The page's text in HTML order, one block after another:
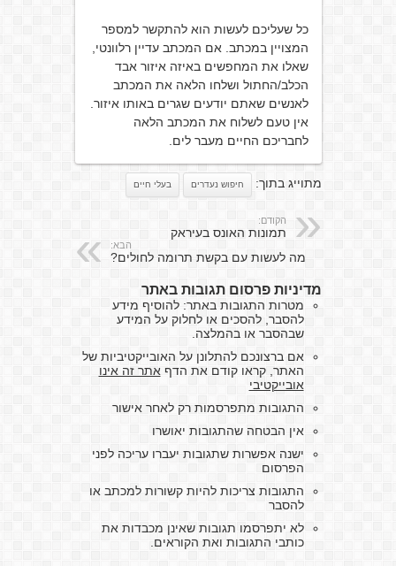
כל שעליכם לעשות הוא להתקשר למספר
המצויין במכתב. אם המכתב עדיין רלוונטי,
שאלו את המחפשים באיזה איזור אבד
הכלב/החתול ושלחו הלאה את המכתב
לאנשים שאתם יודעים שגרים באותו איזור.
אין טעם לשלוח את המכתב הלאה
לחבריכם החיים מעבר לים.
מתוייג בתוך: חיפוש נעדרים בעלי חיים
הקודם:
תמונות האונס בעיראק
הבא:
מה לעשות עם בקשת תרומה לחולים?
מדיניות פרסום תגובות באתר
מטרות התגובות באתר: להוסיף מידע
להסבר, להסכים או לחלוק על המידע
שבהסבר או בהמלצה.
אם ברצונכם להתלונן על האובייקטיביות של
האתר, קראו קודם את הדףאתר זה אינו
אובייקטיבי
התגובות מתפרסמות רק לאחר אישור
אין הבטחה שהתגובות יאושרו
ישנה אפשרות שתגובות יעברו עריכה לפני
הפרסום
התגובות צריכות להיות קשורות למכתב או
להסבר
לא יתפרסמו תגובות שאינן מכבדות את
כותבי התגובות ואת הקוראים.